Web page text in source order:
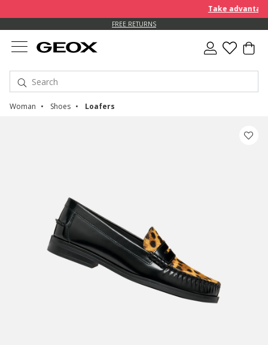
Take
FREE RETURNS
Woman Shoes Loafers